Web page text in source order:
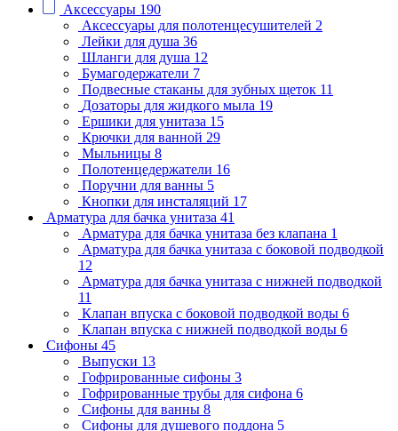
Аксессуары 190
Аксессуары для полотенцесушителей 2
Лейки для душа 36
Шланги для душа 12
Бумагодержатели 7
Подвесные стаканы для зубных щеток 11
Дозаторы для жидкого мыла 19
Ершики для унитаза 15
Крючки для ванной 29
Мыльницы 8
Полотенцедержатели 16
Поручни для ванны 5
Кнопки для инсталяций 17
Арматура для бачка унитаза 41
Арматура для бачка унитаза без клапана 1
Арматура для бачка унитаза с боковой подводкой
12
Арматура для бачка унитаза с нижней подводкой
11
Клапан впуска с боковой подводкой воды 6
Клапан впуска с нижней подводкой воды 6
Сифоны 45
Выпуски 13
Гофрированные сифоны 3
Гофрированные трубы для сифона 6
Сифоны для ванны 8
Сифоны для душевого поддона 5